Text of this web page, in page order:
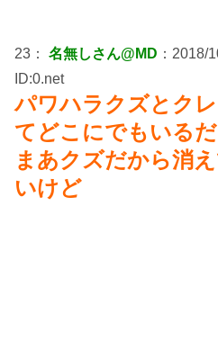
23： 名無しさん@MD ：2018/
ID:0.net
パワハラクズとク
てどこにでもいる
まあクズだから消
いけど